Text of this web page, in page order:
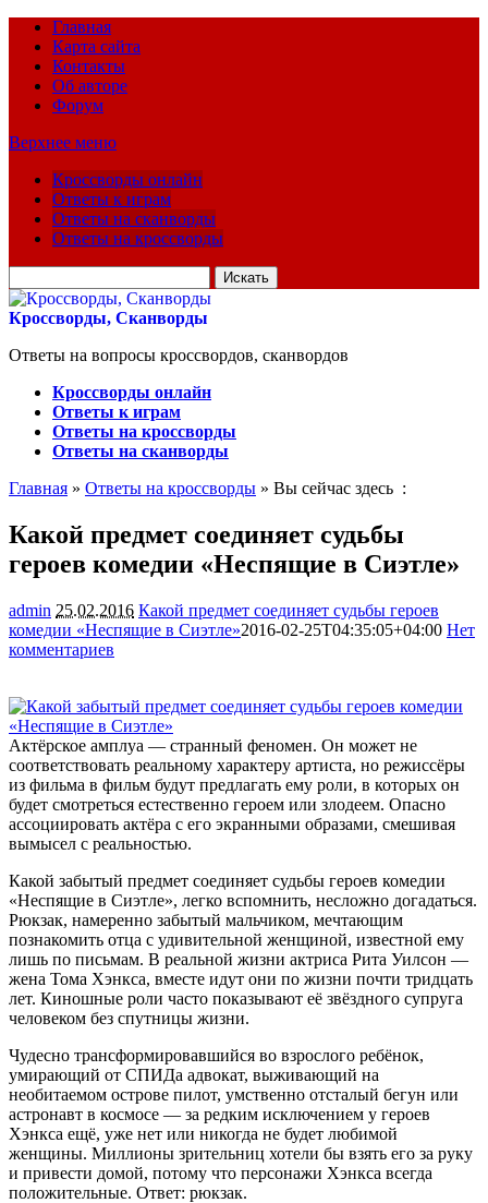
Главная
Карта сайта
Контакты
Об авторе
Форум
Верхнее меню
Кроссворды онлайн
Ответы к играм
Ответы на сканворды
Ответы на кроссворды
для:
Кроссворды, Сканворды
Ответы на вопросы кроссвордов, сканвордов
Кроссворды онлайн
Ответы к играм
Ответы на кроссворды
Ответы на сканворды
Главная » Ответы на кроссворды » Вы сейчас здесь :
Какой предмет соединяет судьбы
героев комедии «Неспящие в Сиэтле»
admin 25.02.2016 Какой предмет соединяет судьбы героев
комедии «Неспящие в Сиэтле»2016-02-25T04:35:05+04:00 Нет
комментариев
Актёрское амплуа — странный феномен. Он может не
соответствовать реальному характеру артиста, но режиссёры
из фильма в фильм будут предлагать ему роли, в которых он
будет смотреться естественно героем или злодеем. Опасно
ассоциировать актёра с его экранными образами, смешивая
вымысел с реальностью.
Какой забытый предмет соединяет судьбы героев комедии
«Неспящие в Сиэтле», легко вспомнить, несложно догадаться.
Рюкзак, намеренно забытый мальчиком, мечтающим
познакомить отца с удивительной женщиной, известной ему
лишь по письмам. В реальной жизни актриса Рита Уилсон —
жена Тома Хэнкса, вместе идут они по жизни почти тридцать
лет. Киношные роли часто показывают её звёздного супруга
человеком без спутницы жизни.
Чудесно трансформировавшийся во взрослого ребёнок,
умирающий от СПИДа адвокат, выживающий на
необитаемом острове пилот, умственно отсталый бегун или
астронавт в космосе — за редким исключением у героев
Хэнкса ещё, уже нет или никогда не будет любимой
женщины. Миллионы зрительниц хотели бы взять его за руку
и привести домой, потому что персонажи Хэнкса всегда
положительные. Ответ: рюкзак.